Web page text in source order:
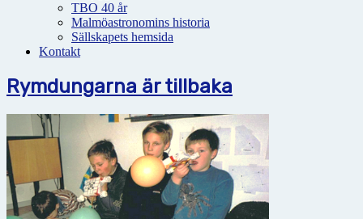
TBO 40 år
Malmöastronomins historia
Sällskapets hemsida
Kontakt
Rymdungarna är tillbaka